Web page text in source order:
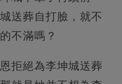
送葬自打臉，就不
不滿嗎？
拒絕為李坤城送葬